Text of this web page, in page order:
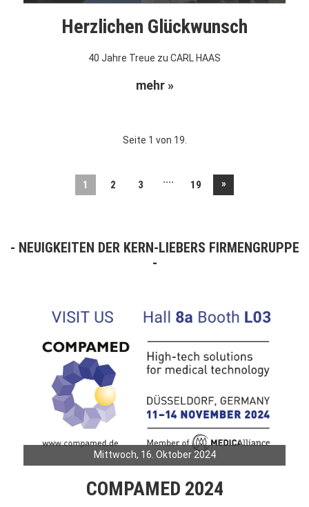
Herzlichen Glückwunsch
40 Jahre Treue zu CARL HAAS
mehr »
Seite 1 von 19.
1 2 3 .... 19 »
NEUIGKEITEN DER KERN-LIEBERS FIRMENGRUPPE
Mittwoch, 16. Oktober 2024
COMPAMED 2024